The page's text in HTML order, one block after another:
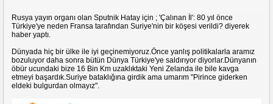
Rusya yayın organı olan Sputnik Hatay için ; 'Çalınan İl': 80 yıl önce
Türkiye'ye neden Fransa tarafından Suriye'nin bir köşesi verildi? diyerek
haber yaptı.
Dünyada hiç bir ülke ile iyi geçinemiyoruz.Önce yanlış politikalarla aramız
bozuluyor daha sonra bütün Dünya Türkiye'ye saldırıyor diyorlar.Dünyanın
öbür ucundaki bize 16 Bin Km uzaklıktaki Yeni Zelanda ile bile kavga
etmeyi başardık.Suriye bataklığına girdik ama umarım "Pirince giderken
eldeki bulgurdan olmayız".